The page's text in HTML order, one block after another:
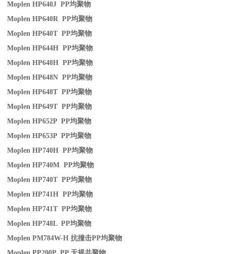
Moplen HP640J PP均聚物
Moplen HP640R PP均聚物
Moplen HP640T PP均聚物
Moplen HP644H PP均聚物
Moplen HP648H PP均聚物
Moplen HP648N PP均聚物
Moplen HP648T PP均聚物
Moplen HP649T PP均聚物
Moplen HP652P PP均聚物
Moplen HP653P PP均聚物
Moplen HP740H PP均聚物
Moplen HP740M PP均聚物
Moplen HP740T PP均聚物
Moplen HP741H PP均聚物
Moplen HP741T PP均聚物
Moplen HP748L PP均聚物
Moplen PM784W-H抗撞击PP均聚物